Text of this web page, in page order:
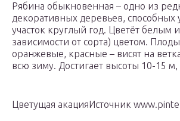
Рябина обыкновенная – одно из
декоративных деревьев, способных
участок круглый год. Цветёт белым
зависимости от сорта) цветом.
оранжевые, красные – висят на
всю зиму. Достигает высоты 10-15
Цветущая акацияИсточник